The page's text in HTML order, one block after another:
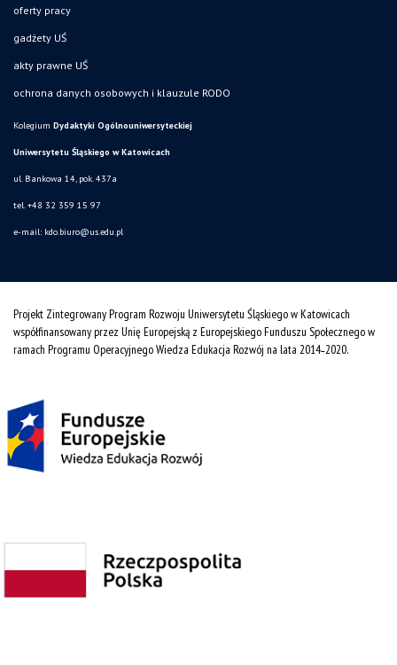
oferty pracy
gadżety UŚ
akty prawne UŚ
ochrona danych osobowych i klauzule RODO
Kolegium Dydaktyki Ogólnouniwersyteckiej
Uniwersytetu Śląskiego w Katowicach
ul. Bankowa 14, pok. 437a
tel. +48 32 359 15 97
e-mail: kdo.biuro@us.edu.pl
Projekt Zintegrowany Program Rozwoju Uniwersytetu Śląskiego w Katowicach
współfinansowany przez Unię Europejską z Europejskiego Funduszu Społecznego w
ramach Programu Operacyjnego Wiedza Edukacja Rozwój na lata 2014˗2020.